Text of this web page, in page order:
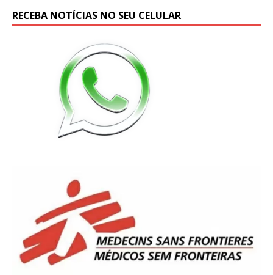
RECEBA NOTÍCIAS NO SEU CELULAR